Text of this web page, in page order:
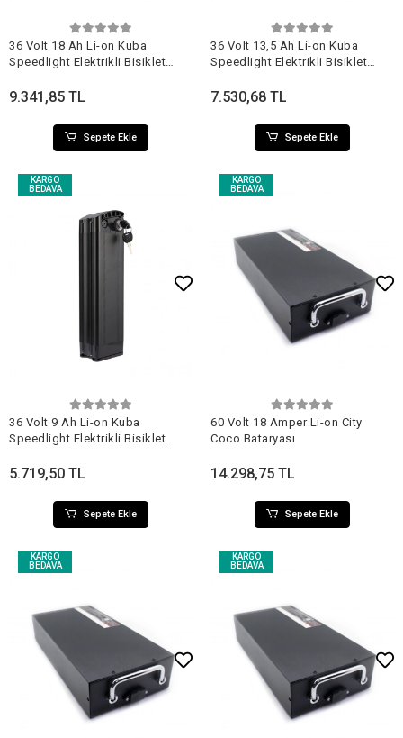
36 Volt 18 Ah Li-on Kuba
Speedlight Elektrikli Bisiklet
9.341,85 TL
Sepete Ekle
36 Volt 13,5 Ah Li-on Kuba
Speedlight Elektrikli Bisiklet
7.530,68 TL
Sepete Ekle
KARGO
BEDAVA
36 Volt 9 Ah Li-on Kuba
Speedlight Elektrikli Bisiklet
5.719,50 TL
Sepete Ekle
KARGO
BEDAVA
60 Volt 18 Amper Li-on City
Coco Bataryası
14.298,75 TL
Sepete Ekle
KARGO
BEDAVA
KARGO
BEDAVA